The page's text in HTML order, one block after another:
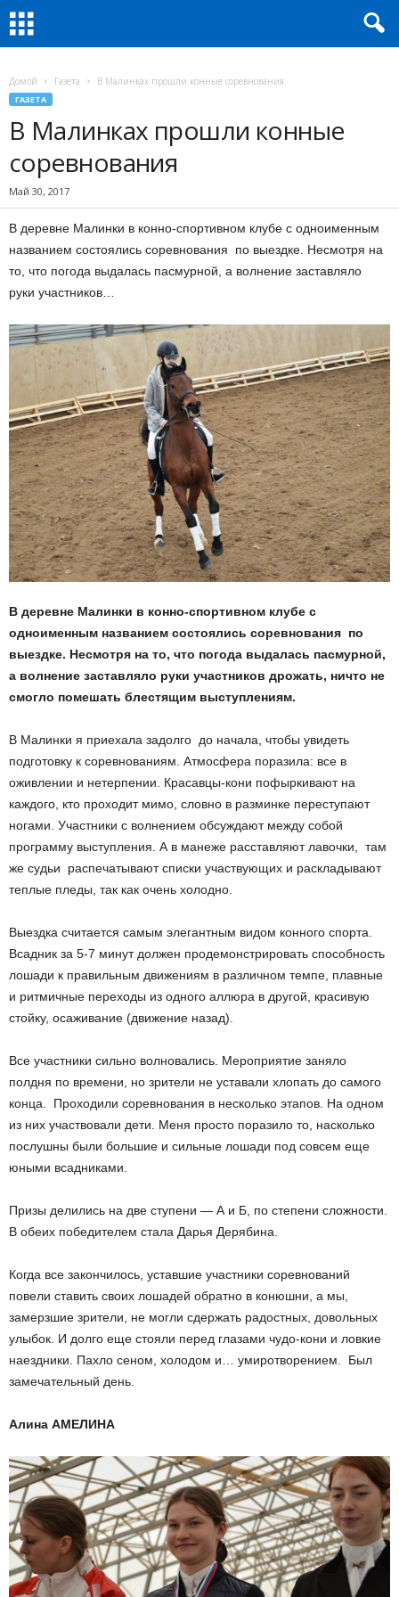
Домой Газета В Малинках прошли конные соревнования
ГАЗЕТА
В Малинках прошли конные
соревнования
Май 30, 2017
В деревне Малинки в конно-спортивном клубе с одноименным
названием состоялись соревнования по выездке. Несмотря на
то, что погода выдалась пасмурной, а волнение заставляло
руки участников…
В деревне Малинки в конно-спортивном клубе с
одноименным названием состоялись соревнования по
выездке. Несмотря на то, что погода выдалась пасмурной,
а волнение заставляло руки участников дрожать, ничто не
смогло помешать блестящим выступлениям.
В Малинки я приехала задолго до начала, чтобы увидеть
подготовку к соревнованиям. Атмосфера поразила: все в
оживлении и нетерпении. Красавцы-кони пофыркивают на
каждого, кто проходит мимо, словно в разминке переступают
ногами. Участники с волнением обсуждают между собой
программу выступления. А в манеже расставляют лавочки, там
же судьи распечатывают списки участвующих и раскладывают
теплые пледы, так как очень холодно.
Выездка считается самым элегантным видом конного спорта.
Всадник за 5-7 минут должен продемонстрировать способность
лошади к правильным движениям в различном темпе, плавные
и ритмичные переходы из одного аллюра в другой, красивую
стойку, осаживание (движение назад).
Все участники сильно волновались. Мероприятие заняло
полдня по времени, но зрители не уставали хлопать до самого
конца. Проходили соревнования в несколько этапов. На одном
из них участвовали дети. Меня просто поразило то, насколько
послушны были большие и сильные лошади под совсем еще
юными всадниками.
Призы делились на две ступени — А и Б, по степени сложности.
В обеих победителем стала Дарья Дерябина.
Когда все закончилось, уставшие участники соревнований
повели ставить своих лошадей обратно в конюшни, а мы,
замерзшие зрители, не могли сдержать радостных, довольных
улыбок. И долго еще стояли перед глазами чудо-кони и ловкие
наездники. Пахло сеном, холодом и… умиротворением. Был
замечательный день.
Алина АМЕЛИНА